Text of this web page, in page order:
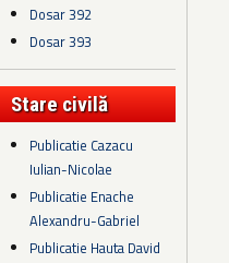
Dosar 392
Dosar 393
Stare civilă
Publicatie Cazacu
Iulian-Nicolae
Publicatie Enache
Alexandru-Gabriel
Publicatie Hauta David